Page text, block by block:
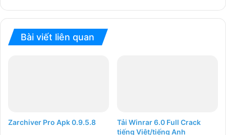
Bài viết liên quan
Zarchiver Pro Apk 0.9.5.8
Tải Winrar 6.0 Full Crack
tiếng Việt/tiếng Anh